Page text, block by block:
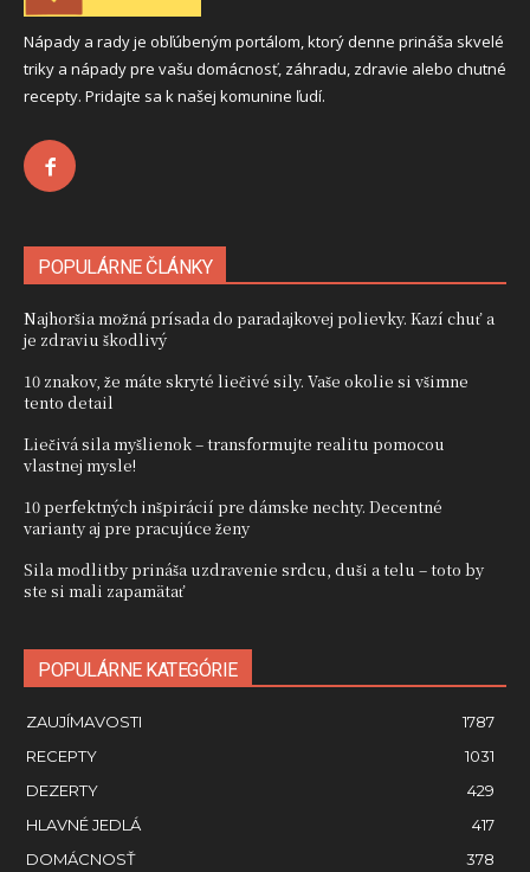
Nápady a rady je obľúbeným portálom, ktorý denne prináša skvelé
triky a nápady pre vašu domácnosť, záhradu, zdravie alebo chutné
recepty. Pridajte sa k našej komunine ľudí.
POPULÁRNE ČLÁNKY
Najhoršia možná prísada do paradajkovej polievky. Kazí chuť a
je zdraviu škodlivý
10 znakov, že máte skryté liečivé sily. Vaše okolie si všimne
tento detail
Liečivá sila myšlienok – transformujte realitu pomocou
vlastnej mysle!
10 perfektných inšpirácií pre dámske nechty. Decentné
varianty aj pre pracujúce ženy
Sila modlitby prináša uzdravenie srdcu, duši a telu – toto by
ste si mali zapamätať
POPULÁRNE KATEGÓRIE
ZAUJÍMAVOSTI
1787
RECEPTY
1031
DEZERTY
429
HLAVNÉ JEDLÁ
417
DOMÁCNOSŤ
378